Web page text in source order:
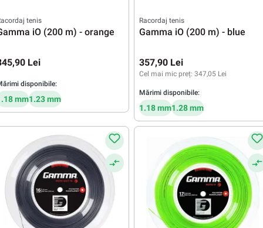
tenis
iO (200 m) - orange
Lei
disponibile:
mm1.23 mm
Racordaj tenis
Gamma iO (200 m) - blue
357,90 Lei
Cel mai mic preț: 347,05 Lei
Mărimi disponibile:
1.18 mm1.28 mm